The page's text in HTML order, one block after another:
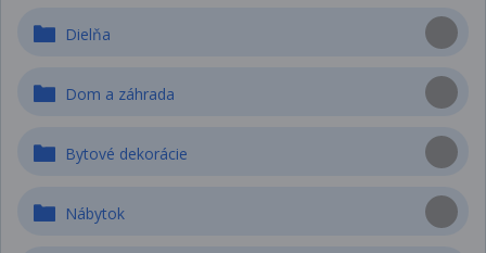
Dielňa
Dom a záhrada
Bytové dekorácie
Nábytok